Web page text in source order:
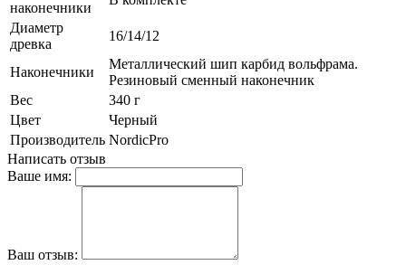
наконечники
Диаметр
древка
16/14/12
Наконечники
Металлический шип карбид вольфрама.
Резиновый сменный наконечник
Вес
340 г
Цвет
Черный
Производитель NordicPro
Написать отзыв
Ваше имя:
Ваш отзыв: